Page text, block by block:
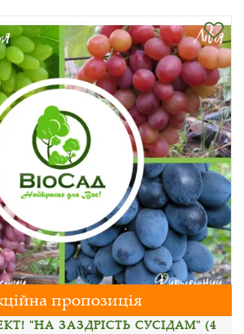
пропозиція
"НА ЗАЗДРІСТЬ СУСІДАМ" (4